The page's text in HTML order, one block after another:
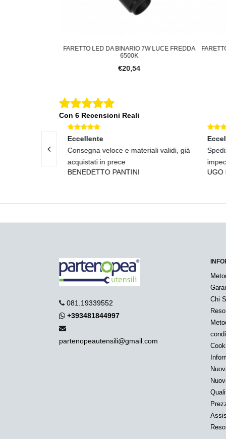
FARETTO LED DA BINARIO 7W LUCE FREDDA
6500K
€20,54
Con 6 Recensioni Reali
Eccellente
Consegna veloce e materiali validi, già
acquistati in prece
BENEDETTO PANTINI
UGO
081.19339552
+393481844997
partenopeautensili@gmail.com
Chi